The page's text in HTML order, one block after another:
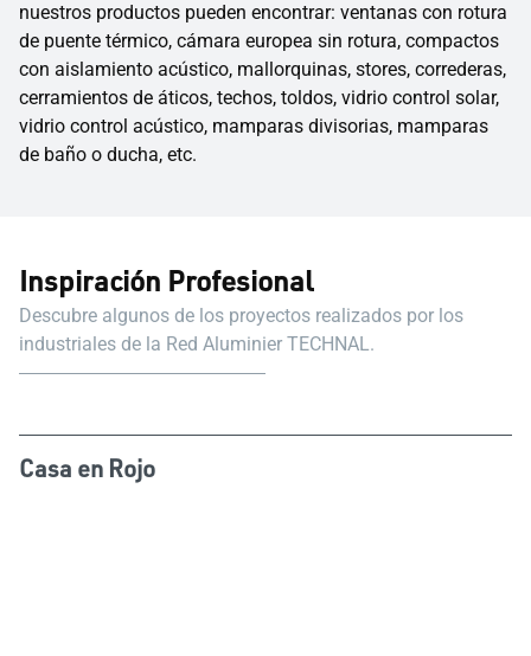
nuestros productos pueden encontrar: ventanas con rotura
de puente térmico, cámara europea sin rotura, compactos
con aislamiento acústico, mallorquinas, stores, correderas,
cerramientos de áticos, techos, toldos, vidrio control solar,
vidrio control acústico, mamparas divisorias, mamparas
de baño o ducha, etc.
Inspiración Profesional
Descubre algunos de los proyectos realizados por los
industriales de la Red Aluminier TECHNAL.
Casa en Rojo